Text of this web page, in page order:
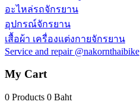
อะไหล่รถจักรยาน
อุปกรณ์จักรยาน
เสื้อผ้า เครื่องแต่งกายจักรยาน
Service and repair @nakornthaibike
My Cart
0 Products 0 Baht